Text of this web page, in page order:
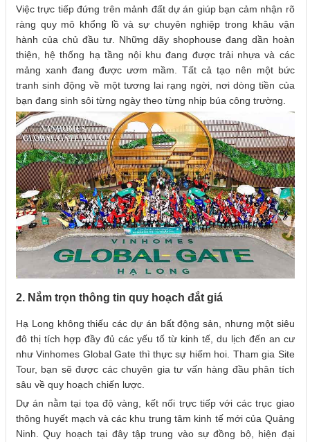
Việc trực tiếp đứng trên mảnh đất dự án giúp bạn cảm nhận rõ
ràng quy mô khổng lồ và sự chuyên nghiệp trong khâu vận
hành của chủ đầu tư. Những dãy shophouse đang dần hoàn
thiện, hệ thống hạ tầng nội khu đang được trải nhựa và các
mảng xanh đang được ươm mầm. Tất cả tạo nên một bức
tranh sinh động về một tương lai rạng ngời, nơi dòng tiền của
bạn đang sinh sôi từng ngày theo từng nhịp búa công trường.
2. Nắm trọn thông tin quy hoạch đắt giá
Hạ Long không thiếu các dự án bất động sản, nhưng một siêu
đô thị tích hợp đầy đủ các yếu tố từ kinh tế, du lịch đến an cư
như Vinhomes Global Gate thì thực sự hiếm hoi. Tham gia Site
Tour, bạn sẽ được các chuyên gia tư vấn hàng đầu phân tích
sâu về quy hoạch chiến lược.
Dự án nằm tại tọa độ vàng, kết nối trực tiếp với các trục giao
thông huyết mạch và các khu trung tâm kinh tế mới của Quảng
Ninh. Quy hoạch tại đây tập trung vào sự đồng bộ, hiện đại